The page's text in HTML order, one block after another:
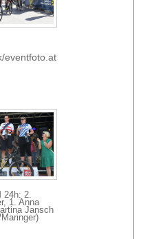
eventfoto.at
24h: 2.
1. Anna
Jansch